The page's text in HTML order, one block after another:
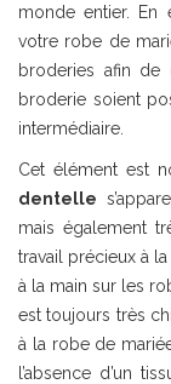
monde entier. En
votre robe de
broderies afin
broderie soient
intermédiaire.
Cet élément est
dentelle
mais également
travail précieux à
à la main sur les
est toujours très
à la robe de
l’absence d’un